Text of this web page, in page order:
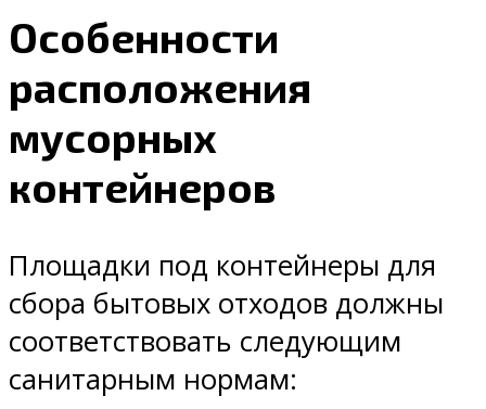
Особенности
расположения
мусорных
контейнеров
Площадки под контейнеры для
сбора бытовых отходов должны
соответствовать следующим
санитарным нормам: